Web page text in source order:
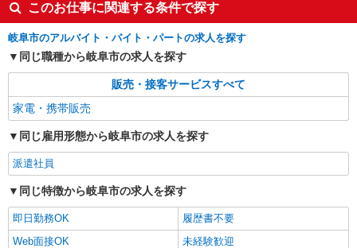
インセンティブ支給(規定有) ゜・。○。・゜
+゜・。○。・゜+゜
このお仕事に関連する条件で探す
岐阜市のアルバイト・バイト・パートの求人を探す
同じ職種から岐阜市の求人を探す
販売・接客サービスすべて
家電・携帯販売
同じ雇用形態から岐阜市の求人を探す
派遣社員
同じ特徴から岐阜市の求人を探す
即日勤務OK
履歴書不要
Web面接OK
未経験歓迎